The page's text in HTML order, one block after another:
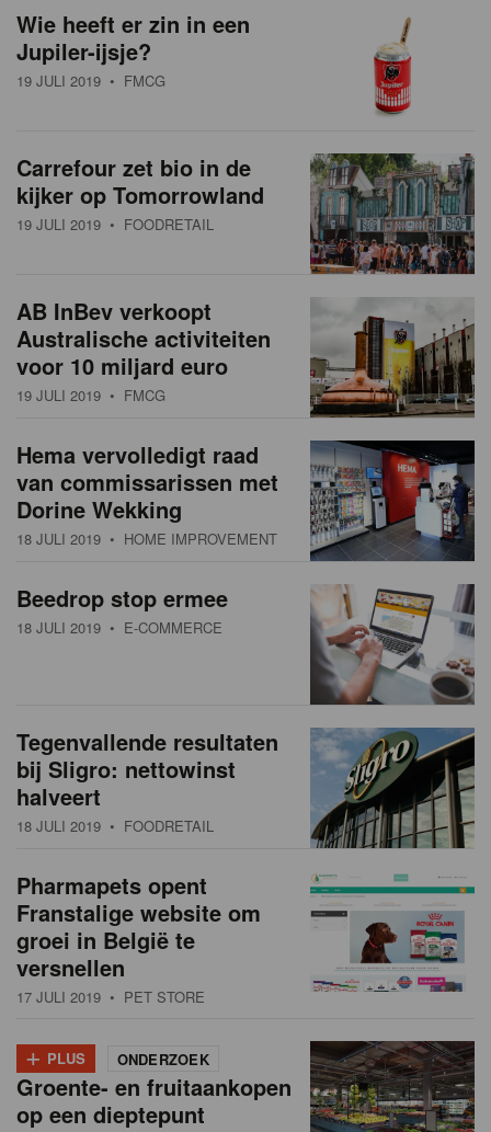
w
s
e
c
h
Wie heeft er zin in een
Jupiler-ijsje?
19 JULI 2019 • FMCG
Carrefour zet bio in de
kijker op Tomorrowland
19 JULI 2019 • FOODRETAIL
AB InBev verkoopt
Australische activiteiten
voor 10 miljard euro
19 JULI 2019 • FMCG
Hema vervolledigt raad
van commissarissen met
Dorine Wekking
18 JULI 2019 • HOME IMPROVEMENT
Beedrop stop ermee
18 JULI 2019 • E-COMMERCE
Tegenvallende resultaten
bij Sligro: nettowinst
halveert
18 JULI 2019 • FOODRETAIL
Pharmapets opent
Franstalige website om
groei in België te
versnellen
17 JULI 2019 • PET STORE
+ PLUS ONDERZOEK
Groente- en fruitaankopen
op een dieptepunt
a
t
i